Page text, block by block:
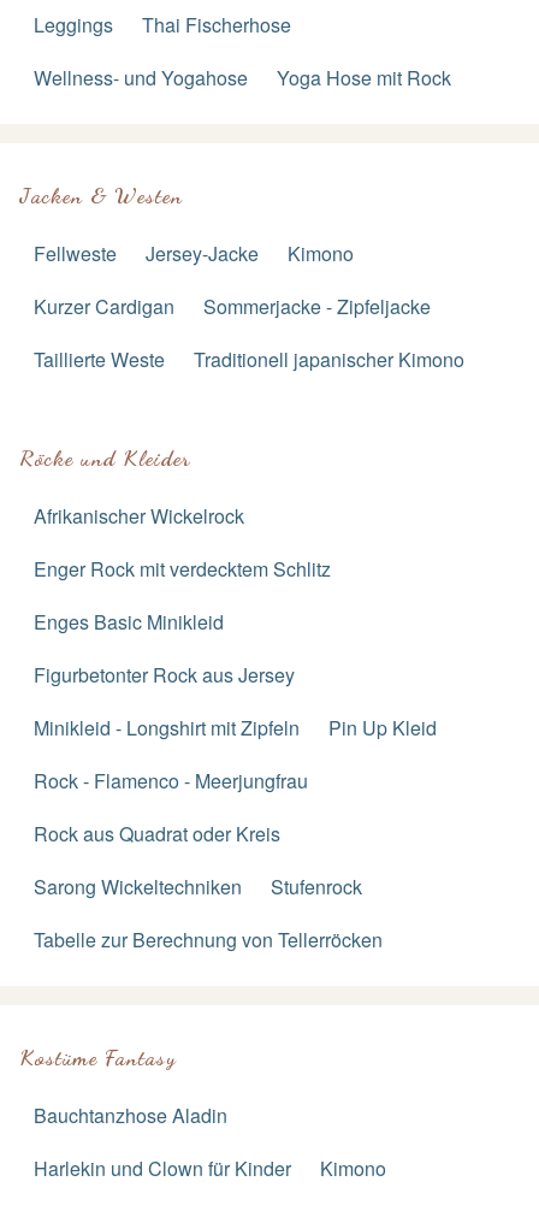
Leggings
Thai Fischerhose
Wellness- und Yogahose
Yoga Hose mit Rock
Jacken & Westen
Fellweste Jersey-Jacke
Kimono
Kurzer Cardigan
Sommerjacke - Zipfeljacke
Taillierte Weste
Traditionell japanischer Kimono
Röcke und Kleider
Afrikanischer Wickelrock
Enger Rock mit verdecktem Schlitz
Enges Basic Minikleid
Figurbetonter Rock aus Jersey
Minikleid - Longshirt mit Zipfeln
Pin Up Kleid
Rock - Flamenco - Meerjungfrau
Rock aus Quadrat oder Kreis
Sarong Wickeltechniken
Stufenrock
Tabelle zur Berechnung von Tellerröcken
Kostüme Fantasy
Bauchtanzhose Aladin
Harlekin und Clown für Kinder
Kimono